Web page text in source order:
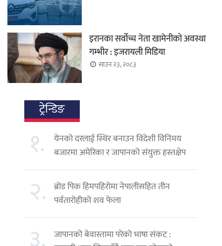
इरानका सर्वोच्च नेता खामेनीको अवस्था
गम्भीर : इजरायली मिडिया
साउन २३, २०८३
ट्रेन्डिङ
१.
येनको दरलाई स्थिर बनाउन विदेशी विनिमय
बजारमा अमेरिका र जापानको संयुक्त हस्तक्षेप
२. ब्रोड पिक हिमपहिरोमा नेपालीसहित तीन
पर्वतारोहीको शव फेला
जापानको बेवास्तामा परेको भाषा संकट :